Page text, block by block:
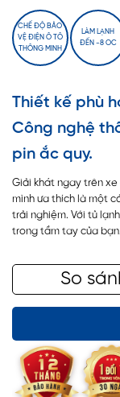
CHẾ ĐỘ BẢO
VỆ ĐIỆN Ô TÔ
THÔNG MINH
LÀM LẠNH
ĐẾN -8 OC
Thiết kế phù
Công nghệ
pin ắc quy.
Giải khát ngay trên
mình ưa thích là một
trải nghiệm. Với tủ
trong tầm tay của bạn.
So